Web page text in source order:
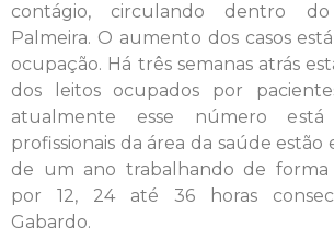
contágio, circulando dentro
Palmeira. O aumento dos casos
ocupação. Há três semanas atrás
dos leitos ocupados por
atualmente esse número
profissionais da área da saúde estão
de um ano trabalhando de forma
por 12, 24 até 36 horas
Gabardo.